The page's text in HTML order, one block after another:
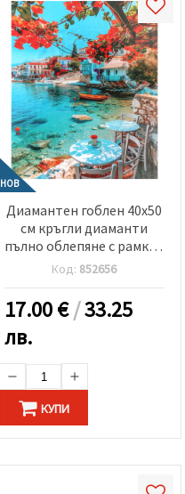
НОВ
Диамантен гоблен 40x50
см кръгли диаманти
пълно облепяне с рамка -
Крайбрежно кафене
Код: 852656
17.00€/33.25
лв.
КУПИ